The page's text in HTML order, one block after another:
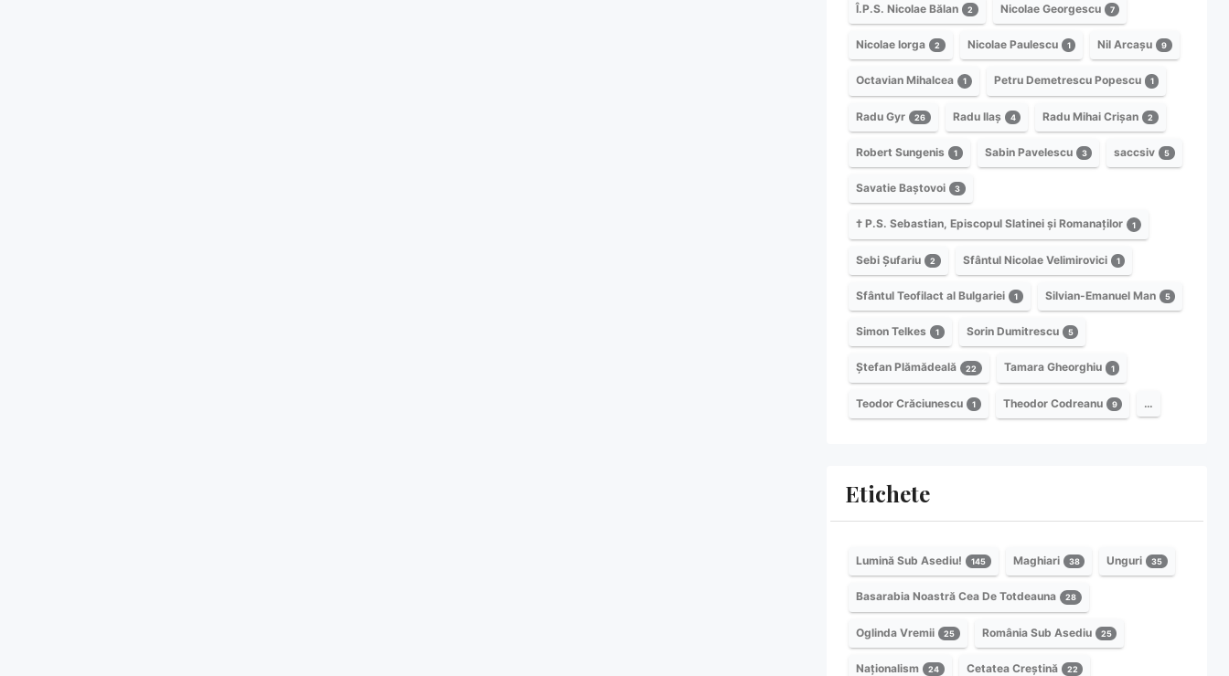
Î.P.S. Nicolae Bălan 2 Nicolae Georgescu 7
Nicolae Iorga 2 Nicolae Paulescu 1 Nil Arcașu 9
Octavian Mihalcea 1 Petru Demetrescu Popescu 1
Radu Gyr 26 Radu Ilaș 4 Radu Mihai Crișan 2
Robert Sungenis 1 Sabin Pavelescu 3 saccsiv 5
Savatie Baștovoi 3
† P.S. Sebastian, Episcopul Slatinei și Romanaților 1
Sebi Șufariu 2 Sfântul Nicolae Velimirovici 1
Sfântul Teofilact al Bulgariei 1 Silvian-Emanuel Man 5
Simon Telkes 1 Sorin Dumitrescu 5
Ștefan Plămădeală 22 Tamara Gheorghiu 1
Teodor Crăciunescu 1 Theodor Codreanu 9 …
Etichete
Lumină Sub Asediu! 145 Maghiari 38 Unguri 35
Basarabia Noastră Cea De Totdeauna 28
Oglinda Vremii 25 România Sub Asediu 25
Naționalism 24 Cetatea Creștină 22